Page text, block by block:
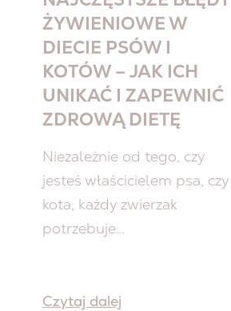
ŻYWIENIOWE W
DIECIE PSÓW I
KOTÓW – JAK ICH
UNIKAĆ I ZAPEWNIĆ
ZDROWĄ DIETĘ
Niezależnie od tego, czy
jesteś właścicielem psa, czy
kota, każdy zwierzak
potrzebuje...
Czytaj dalej